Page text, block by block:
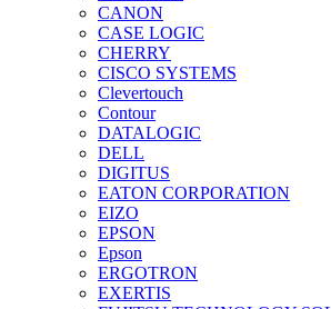
CANON
CASE LOGIC
CHERRY
CISCO SYSTEMS
Clevertouch
Contour
DATALOGIC
DELL
DIGITUS
EATON CORPORATION
EIZO
EPSON
Epson
ERGOTRON
EXERTIS